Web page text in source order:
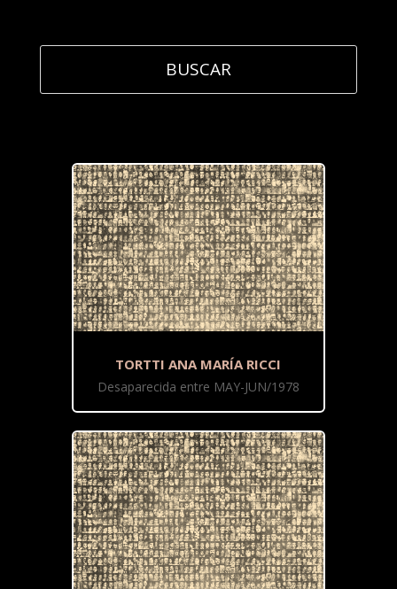
TORTTI ANA MARÍA RICCI
Desaparecida entre MAY-JUN/1978